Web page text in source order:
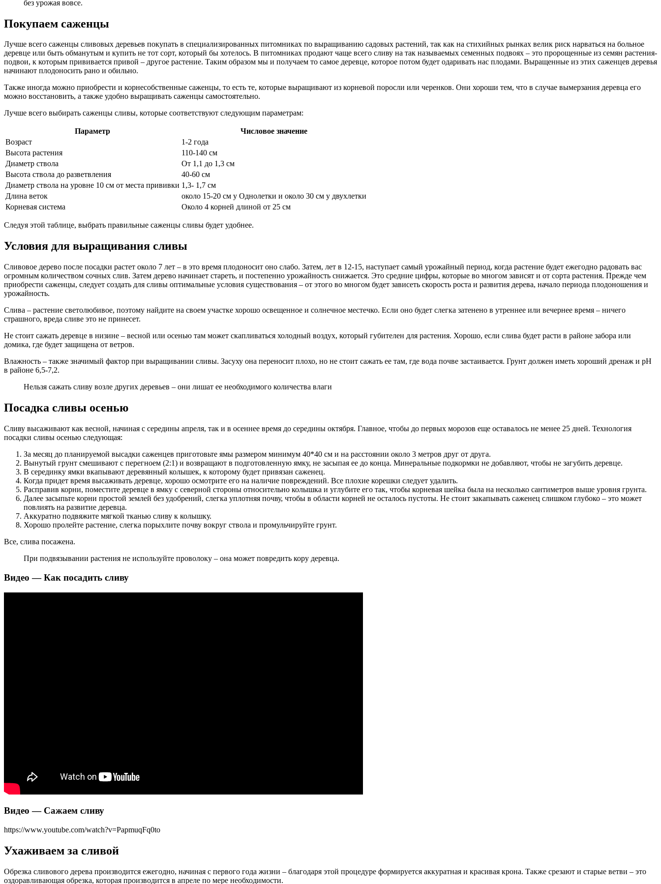
без урожая вовсе.
Покупаем саженцы
Лучше всего саженцы сливовых деревьев покупать в специализированных питомниках по выращиванию садовых растений, так как на стихийных рынках велик риск нарваться на больное
деревце или быть обманутым и купить не тот сорт, который бы хотелось. В питомниках продают чаще всего сливу на так называемых семенных подвоях – это пророщенные из семян растения-
подвои, к которым прививается привой – другое растение. Таким образом мы и получаем то самое деревце, которое потом будет одаривать нас плодами. Выращенные из этих саженцев деревья
начинают плодоносить рано и обильно.
Также иногда можно приобрести и корнесобственные саженцы, то есть те, которые выращивают из корневой поросли или черенков. Они хороши тем, что в случае вымерзания деревца его
можно восстановить, а также удобно выращивать саженцы самостоятельно.
Лучше всего выбирать саженцы сливы, которые соответствуют следующим параметрам:
Параметр
Числовое значение
Возраст
1-2 года
Высота растения
110-140 см
Диаметр ствола
От 1,1 до 1,3 см
Высота ствола до разветвления
40-60 см
Диаметр ствола на уровне 10 см от места прививки 1,3- 1,7 см
Длина веток
около 15-20 см у Однолетки и около 30 см у двухлетки
Корневая система
Около 4 корней длиной от 25 см
Следуя этой таблице, выбрать правильные саженцы сливы будет удобнее.
Условия для выращивания сливы
Сливовое дерево после посадки растет около 7 лет – в это время плодоносит оно слабо. Затем, лет в 12-15, наступает самый урожайный период, когда растение будет ежегодно радовать вас
огромным количеством сочных слив. Затем дерево начинает стареть, и постепенно урожайность снижается. Это средние цифры, которые во многом зависят и от сорта растения. Прежде чем
приобрести саженцы, следует создать для сливы оптимальные условия существования – от этого во многом будет зависеть скорость роста и развития дерева, начало периода плодоношения и
урожайность.
Слива – растение светолюбивое, поэтому найдите на своем участке хорошо освещенное и солнечное местечко. Если оно будет слегка затенено в утреннее или вечернее время – ничего
страшного, вреда сливе это не принесет.
Не стоит сажать деревце в низине – весной или осенью там может скапливаться холодный воздух, который губителен для растения. Хорошо, если слива будет расти в районе забора или
домика, где будет защищена от ветров.
Влажность – также значимый фактор при выращивании сливы. Засуху она переносит плохо, но не стоит сажать ее там, где вода почве застаивается. Грунт должен иметь хороший дренаж и рН
в районе 6,5-7,2.
Нельзя сажать сливу возле других деревьев – они лишат ее необходимого количества влаги
Посадка сливы осенью
Сливу высаживают как весной, начиная с середины апреля, так и в осеннее время до середины октября. Главное, чтобы до первых морозов еще оставалось не менее 25 дней. Технология
посадки сливы осенью следующая:
За месяц до планируемой высадки саженцев приготовьте ямы размером минимум 40*40 см и на расстоянии около 3 метров друг от друга.
Вынутый грунт смешивают с перегноем (2:1) и возвращают в подготовленную ямку, не засыпая ее до конца. Минеральные подкормки не добавляют, чтобы не загубить деревце.
В серединку ямки вкапывают деревянный колышек, к которому будет привязан саженец.
Когда придет время высаживать деревце, хорошо осмотрите его на наличие повреждений. Все плохие корешки следует удалить.
Расправив корни, поместите деревце в ямку с северной стороны относительно колышка и углубите его так, чтобы корневая шейка была на несколько сантиметров выше уровня грунта.
Далее засыпьте корни простой землей без удобрений, слегка уплотняя почву, чтобы в области корней не осталось пустоты. Не стоит закапывать саженец слишком глубоко – это может
повлиять на развитие деревца.
Аккуратно подвяжите мягкой тканью сливу к колышку.
Хорошо пролейте растение, слегка порыхлите почву вокруг ствола и промульчируйте грунт.
Все, слива посажена.
При подвязывании растения не используйте проволоку – она может повредить кору деревца.
Видео — Как посадить сливу
Видео — Сажаем сливу
https://www.youtube.com/watch?v=PapmuqFq0to
Ухаживаем за сливой
Обрезка сливового дерева производится ежегодно, начиная с первого года жизни – благодаря этой процедуре формируется аккуратная и красивая крона. Также срезают и старые ветви – это
оздоравливающая обрезка, которая производится в апреле по мере необходимости.